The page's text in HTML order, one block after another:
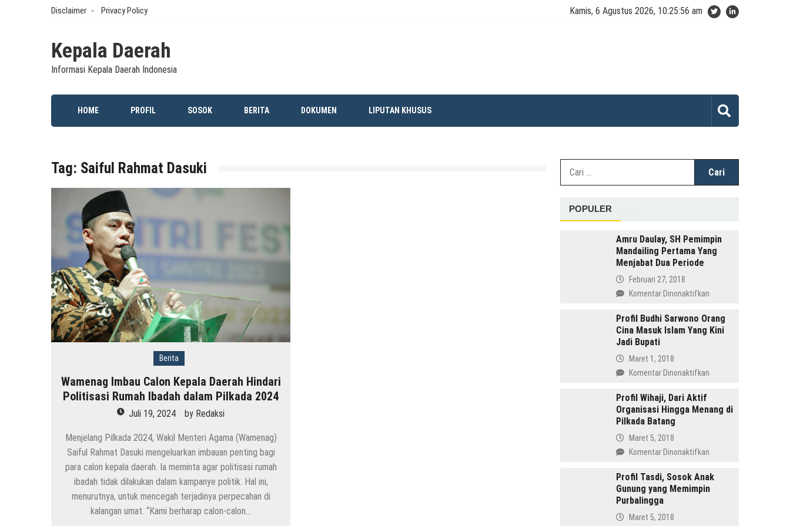
Disclaimer Privacy Policy Kamis, 6 Agustus 2026, 10:25:56 am
Kepala Daerah
Informasi Kepala Daerah Indonesia
HOME PROFIL SOSOK BERITA DOKUMEN LIPUTAN KHUSUS
Tag: Saiful Rahmat Dasuki
Berita
Wamenag Imbau Calon Kepala Daerah Hindari
Politisasi Rumah Ibadah dalam Pilkada 2024
Juli 19, 2024 by Redaksi
Menjelang Pilkada 2024, Wakil Menteri Agama (Wamenag)
Saiful Rahmat Dasuki mengeluarkan imbauan penting bagi
para calon kepala daerah. Ia meminta agar politisasi rumah
ibadah tidak dilakukan dalam kampanye politik. Hal ini,
menurutnya, untuk mencegah terjadinya perpecahan di
kalangan umat. “Kami berharap calon-calon…
POPULER
Amru Daulay, SH Pemimpin
Mandailing Pertama Yang
Menjabat Dua Periode
Februari 27, 2018
Komentar Dinonaktifkanpada
Daulay,
SH
Yang
Periode
Profil Budhi Sarwono Orang
Cina Masuk Islam Yang Kini
Jadi Bupati
Maret 1, 2018
Komentar Dinonaktifkanpada
Sarwono
Islam
Kini
Jadi
Profil Wihaji, Dari Aktif
Organisasi Hingga Menang di
Pilkada Batang
Maret 5, 2018
Komentar Dinonaktifkanpada
Wihaji,
Dari
Profil Tasdi, Sosok Anak
Gunung yang Memimpin
Purbalingga
Maret 5, 2018